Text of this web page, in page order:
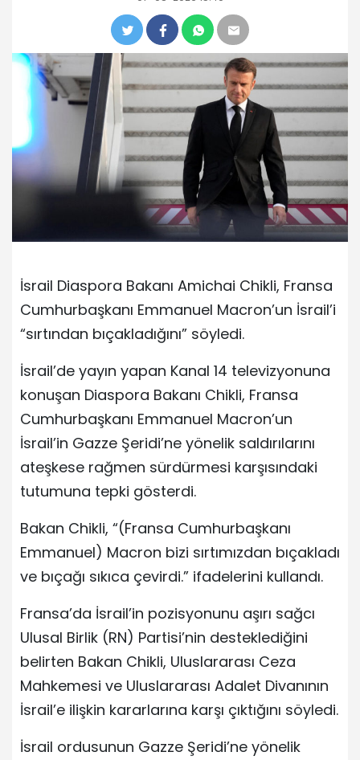
İsrail Diaspora Bakanı Amichai Chikli, Fransa
Cumhurbaşkanı Emmanuel Macron’un İsrail’i
“sırtından bıçakladığını” söyledi.
İsrail’de yayın yapan Kanal 14 televizyonuna
konuşan Diaspora Bakanı Chikli, Fransa
Cumhurbaşkanı Emmanuel Macron’un
İsrail’in Gazze Şeridi’ne yönelik saldırılarını
ateşkese rağmen sürdürmesi karşısındaki
tutumuna tepki gösterdi.
Bakan Chikli, “(Fransa Cumhurbaşkanı
Emmanuel) Macron bizi sırtımızdan bıçakladı
ve bıçağı sıkıca çevirdi.” ifadelerini kullandı.
Fransa’da İsrail’in pozisyonunu aşırı sağcı
Ulusal Birlik (RN) Partisi’nin desteklediğini
belirten Bakan Chikli, Uluslararası Ceza
Mahkemesi ve Uluslararası Adalet Divanının
İsrail’e ilişkin kararlarına karşı çıktığını söyledi.
İsrail ordusunun Gazze Şeridi’ne yönelik